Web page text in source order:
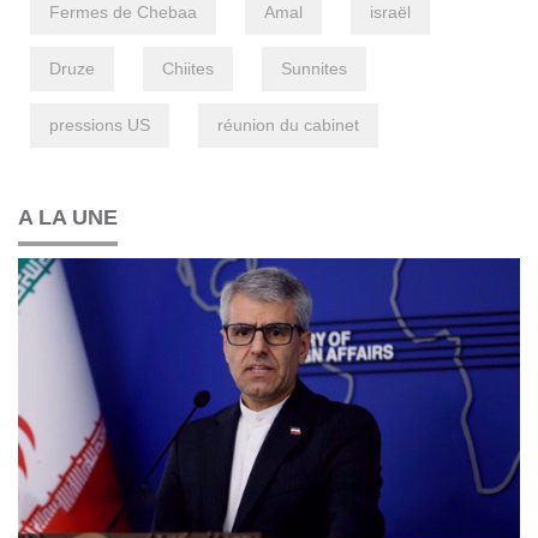
Fermes de Chebaa Amal israël
Druze Chiites Sunnites
pressions US réunion du cabinet
A LA UNE